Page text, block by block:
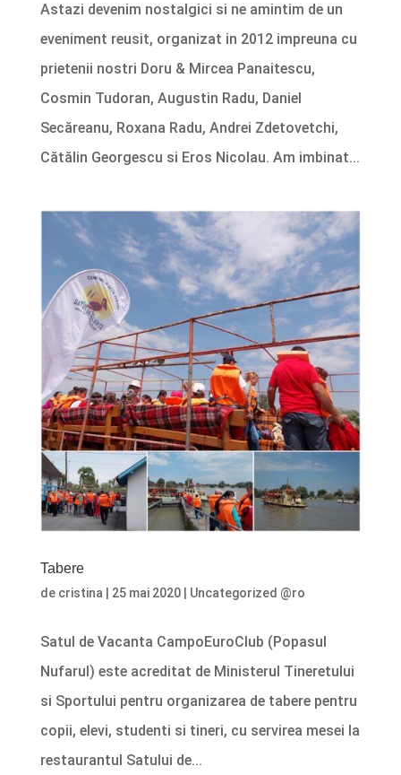
Astazi devenim nostalgici si ne amintim de un
eveniment reusit, organizat in 2012 impreuna cu
prietenii nostri Doru & Mircea Panaitescu,
Cosmin Tudoran, Augustin Radu, Daniel
Secăreanu, Roxana Radu, Andrei Zdetovetchi,
Cătălin Georgescu si Eros Nicolau. Am imbinat...
Tabere
de cristina 25 mai 2020| Uncategorized @ro
Satul de Vacanta CampoEuroClub (Popasul
Nufarul) este acreditat de Ministerul Tineretului
si Sportului pentru organizarea de tabere pentru
copii, elevi, studenti si tineri, cu servirea mesei la
restaurantul Satului de...